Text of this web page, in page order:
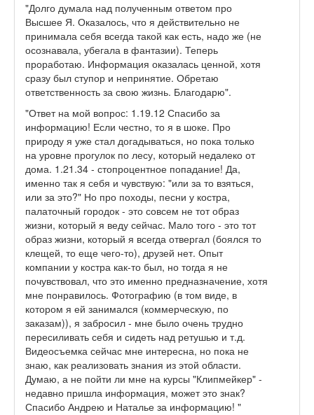
"Долго думала над полученным ответом про
Высшее Я. Оказалось, что я действительно не
принимала себя всегда такой как есть, надо же (не
осознавала, убегала в фантазии). Теперь
проработаю. Информация оказалась ценной, хотя
сразу был ступор и непринятие. Обретаю
ответственность за свою жизнь. Благодарю".
"Ответ на мой вопрос: 1.19.12 Спасибо за
информацию! Если честно, то я в шоке. Про
природу я уже стал догадываться, но пока только
на уровне прогулок по лесу, который недалеко от
дома. 1.21.34 - стопроцентное попадание! Да,
именно так я себя и чувствую: "или за то взяться,
или за это?" Но про походы, песни у костра,
палаточный городок - это совсем не тот образ
жизни, который я веду сейчас. Мало того - это тот
образ жизни, который я всегда отвергал (боялся то
клещей, то еще чего-то), друзей нет. Опыт
компании у костра как-то был, но тогда я не
почувствовал, что это именно предназначение, хотя
мне понравилось. Фотографию (в том виде, в
котором я ей занимался (коммерческую, по
заказам)), я забросил - мне было очень трудно
пересиливать себя и сидеть над ретушью и т.д.
Видеосъемка сейчас мне интересна, но пока не
знаю, как реализовать знания из этой области.
Думаю, а не пойти ли мне на курсы "Клипмейкер" -
недавно пришла информация, может это знак?
Спасибо Андрею и Наталье за информацию! "